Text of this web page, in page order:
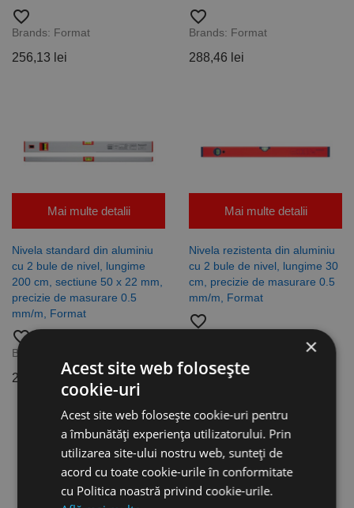
favorite_border
Brands: Format
256,13 lei
favorite_border
Brands: Format
288,46 lei
Mai multe detalii
Nivela standard din aluminiu
cu 2 bule de nivel, lungime
200 cm, sectiune 50 x 22 mm,
precizie de masurare 0.5
mm/m, Format
favorite_border
Brands:
292,90 lei
Mai multe detalii
Nivela rezistenta din aluminiu
cu 2 bule de nivel, lungime 30
cm, precizie de masurare 0.5
mm/m, Format
favorite_border
147,34 lei
×
Acest site web folosește
cookie-uri
Acest site web folosește cookie-uri pentru
a îmbunătăți experiența utilizatorului. Prin
utilizarea site-ului nostru web, sunteți de
acord cu toate cookie-urile în conformitate
cu Politica noastră privind cookie-urile.